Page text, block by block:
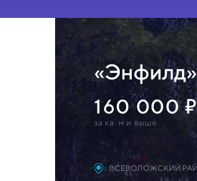
«Энфилд»
160 000
за кв. м и выше
ВСЕВОЛОЖСКИЙ